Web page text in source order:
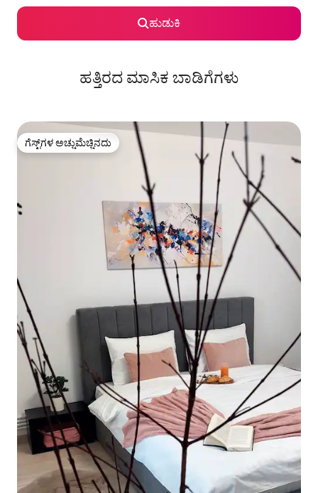
ಹುಡುಕಿ
ಹತ್ತಿರದ ಮಾಸಿಕ ಬಾಡಿಗೆಗಳು
ಗೆಸ್ಟ್‌ಗಳ ಅಚ್ಚುಮೆಚ್ಚಿನದು
ಗೆಸ್ಟ್‌ಗಳ ಅಚ್ಚುಮೆಚ್ಚಿನದು